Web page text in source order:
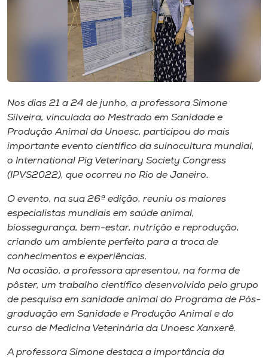
Museu
Unoesc
Selecione
o idioma
A+
A-
Nos dias 21 a 24 de junho, a professora Simone
Silveira, vinculada ao Mestrado em Sanidade e
Produção Animal da Unoesc, participou do mais
importante evento científico da suinocultura mundial,
o International Pig Veterinary Society Congress
(IPVS2022), que ocorreu no Rio de Janeiro.
O evento, na sua 26ª edição, reuniu os maiores
especialistas mundiais em saúde animal,
biossegurança, bem-estar, nutrição e reprodução,
criando um ambiente perfeito para a troca de
conhecimentos e experiências.
Na ocasião, a professora apresentou, na forma de
pôster, um trabalho científico desenvolvido pelo grupo
de pesquisa em sanidade animal do Programa de Pós-
graduação em Sanidade e Produção Animal e do
curso de Medicina Veterinária da Unoesc Xanxerê.
A professora Simone destaca a importância da